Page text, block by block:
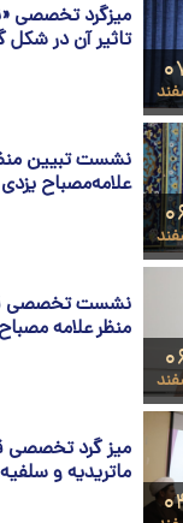
ميزگرد تخصصی «نظريه
تاثير آن در شکل گيری
نشست تبیین منظومه
علامه‌مصباح یزدی
نشست تخصصی قلمروی
منظر علامه مصباح یزدی
میز گرد تخصصی قلمرو
ماتریدیه و سلفیه در